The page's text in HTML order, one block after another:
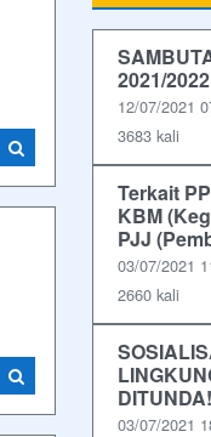
2021/2022
12/07/2021
3683 kali
Terkait
KBM
PJJ
03/07/2021
2660 kali
DITUNDA!
03/07/2021